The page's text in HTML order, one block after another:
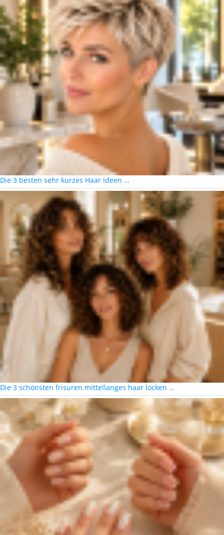
Die 3 besten sehr kurzes Haar Ideen …
Die 3 schönsten frisuren mittellanges haar locken …